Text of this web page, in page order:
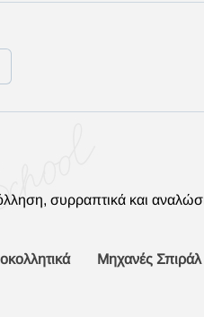
συρραπτικά και
Μηχανές Σπιράλ